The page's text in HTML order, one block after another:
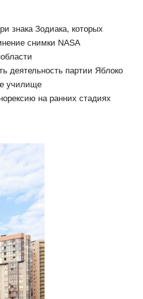
знака Зодиака, которых
снимки NASA
деятельность партии Яблоко
училище
на ранних стадиях